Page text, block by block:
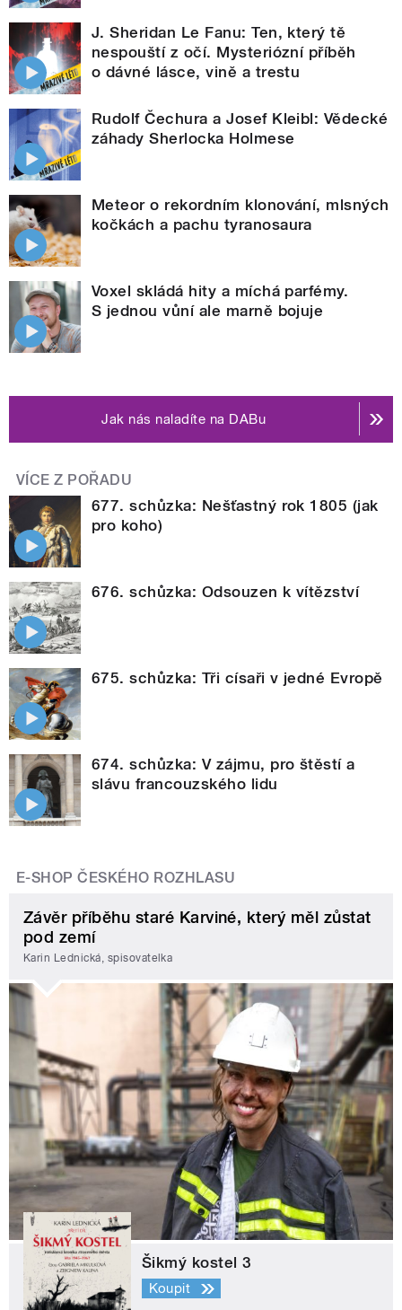
J. Sheridan Le Fanu: Ten, který tě
nespouští z očí. Mysteriózní příběh
o dávné lásce, vině a trestu
Rudolf Čechura a Josef Kleibl: Vědecké
záhady Sherlocka Holmese
Meteor o rekordním klonování, mlsných
kočkách a pachu tyranosaura
Voxel skládá hity a míchá parfémy.
S jednou vůní ale marně bojuje
Jak nás naladíte na DABu
VÍCE Z POŘADU
677. schůzka: Nešťastný rok 1805 (jak
pro koho)
676. schůzka: Odsouzen k vítězství
675. schůzka: Tři císaři v jedné Evropě
674. schůzka: V zájmu, pro štěstí a
slávu francouzského lidu
E-SHOP ČESKÉHO ROZHLASU
Závěr příběhu staré Karviné, který měl zůstat
pod zemí
Karin Lednická, spisovatelka
Šikmý kostel 3
Koupit